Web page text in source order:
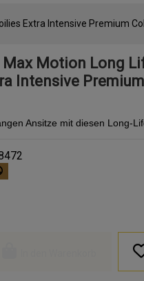
Extra Intensive Premium
Motion Long
Intensive
Ansitze mit diesen Long-